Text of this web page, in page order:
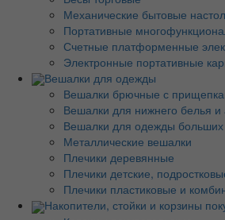
Механические бытовые
Портативные
Счетные платформенные
Электронные портативные
Вешалки для одежды
Вешалки брючные с
Вешалки для нижнего белья и
Вешалки для одежды
Металлические вешалки
Плечики деревянные
Плечики детские,
Плечики пластиковые и
Накопители, стойки и корзины